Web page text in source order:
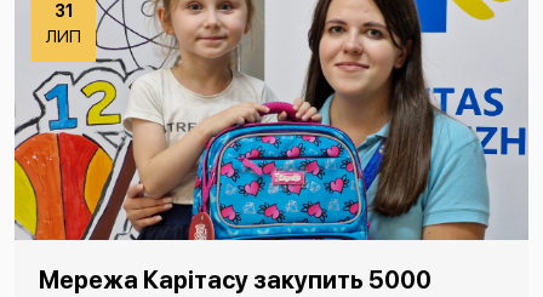
31
ЛИП
Мережа Карітасу закупить 5000